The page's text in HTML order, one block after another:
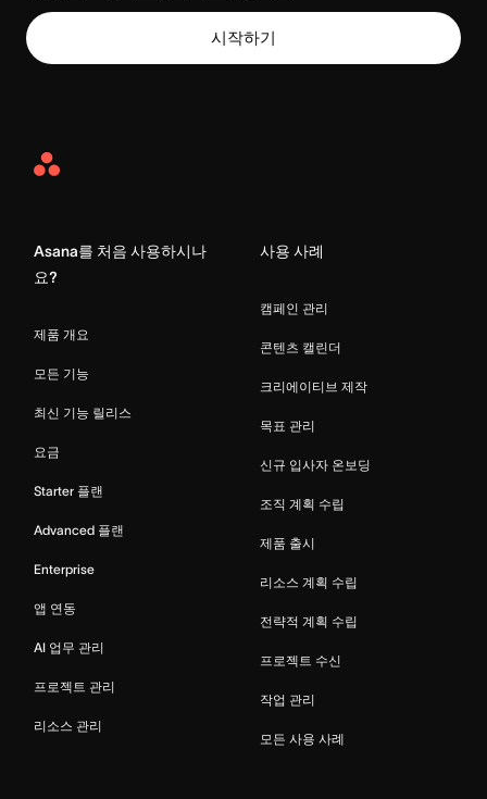
시작하기
Asana
Asana를 처음 사용하시나
요?
제품 개요
모든 기능
최신 기능 릴리스
요금
Starter 플랜
Advanced 플랜
Enterprise
앱 연동
AI 업무 관리
프로젝트 관리
리소스 관리
사용 사례
캠페인 관리
콘텐츠 캘린더
크리에이티브 제작
목표 관리
신규 입사자 온보딩
조직 계획 수립
제품 출시
리소스 계획 수립
전략적 계획 수립
프로젝트 수신
작업 관리
모든 사용 사례